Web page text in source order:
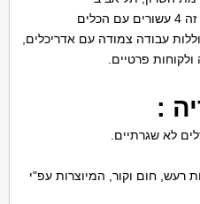
והמרכז.עבודות הנגרות המבוצעות זה 4 עשורים עם הכלים
עבודה צמודה עם אדריכלים,
פרטיים.
:
לא שגרתיים.
רעש, חום וקור, המיוצרות עפ"י